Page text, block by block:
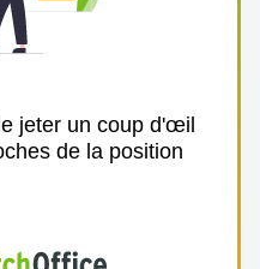
jeter un coup d'œil
de la position